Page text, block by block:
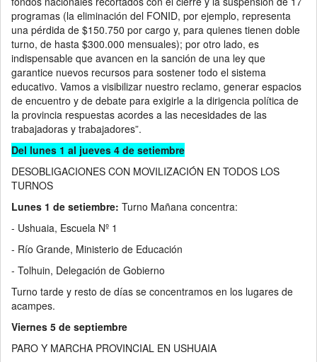
programas (la eliminación del FONID, por ejemplo, representa
una pérdida de $150.750 por cargo y, para quienes tienen doble
turno, de hasta $300.000 mensuales); por otro lado, es
indispensable que avancen en la sanción de una ley que
garantice nuevos recursos para sostener todo el sistema
educativo. Vamos a visibilizar nuestro reclamo, generar espacios
de encuentro y de debate para exigirle a la dirigencia política de
la provincia respuestas acordes a las necesidades de las
trabajadoras y trabajadores”.
Del lunes 1 al jueves 4 de setiembre
DESOBLIGACIONES CON MOVILIZACIÓN EN TODOS LOS
TURNOS
Lunes 1 de setiembre: Turno Mañana concentra:
- Ushuaia, Escuela Nº 1
- Río Grande, Ministerio de Educación
- Tolhuin, Delegación de Gobierno
Turno tarde y resto de días se concentramos en los lugares de
acampes.
Viernes 5 de septiembre
PARO Y MARCHA PROVINCIAL EN USHUAIA